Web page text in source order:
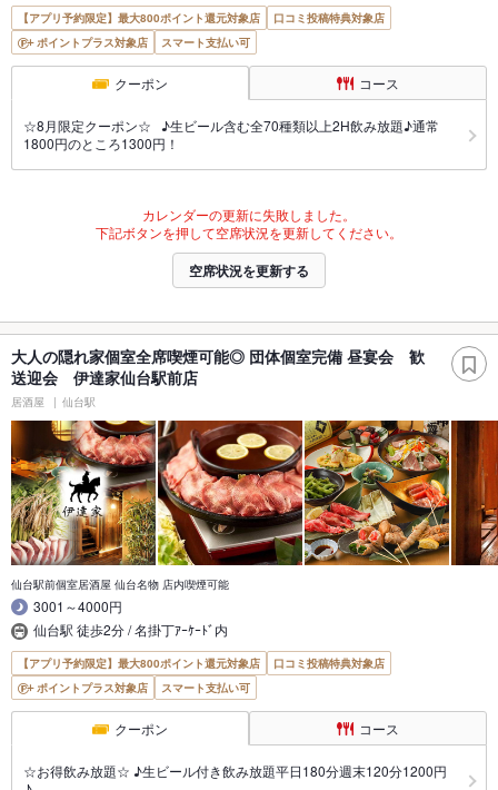
【アプリ予約限定】最大800ポイント還元対象店
口コミ投稿特典対象店
ポイントプラス対象店
スマート支払い可
クーポン コース
☆8月限定クーポン☆ ♪生ビール含む全70種類以上2H飲み放題♪通常
1800円のところ1300円！
カレンダーの更新に失敗しました。
下記ボタンを押して空席状況を更新してください。
空席状況を更新する
大人の隠れ家個室全席喫煙可能◎ 団体個室完備 昼宴会 歓
送迎会 伊達家仙台駅前店
居酒屋 仙台駅
仙台駅前個室居酒屋 仙台名物 店内喫煙可能
3001～4000円
仙台駅 徒歩2分 / 名掛丁ｱｰｹｰﾄﾞ内
【アプリ予約限定】最大800ポイント還元対象店
口コミ投稿特典対象店
ポイントプラス対象店
スマート支払い可
クーポン コース
☆お得飲み放題☆ ♪生ビール付き飲み放題平日180分週末120分1200円